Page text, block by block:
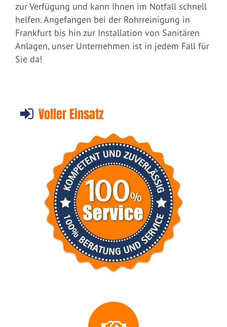
zur Verfügung und kann Ihnen im Notfall schnell
helfen. Angefangen bei der Rohrreinigung in
Frankfurt bis hin zur Installation von Sanitären
Anlagen, unser Unternehmen ist in jedem Fall für
Sie da!
Voller Einsatz